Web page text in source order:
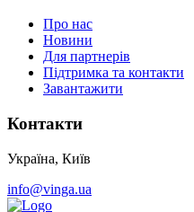
Про нас
Новини
Для партнерів
Підтримка та контакти
Завантажити
Контакти
Україна, Київ
info@vinga.ua